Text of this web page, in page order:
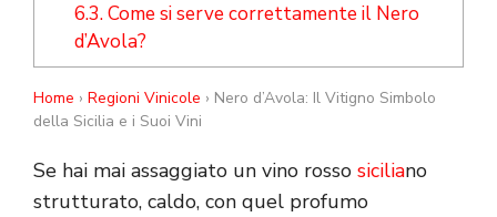
6.3.Come si serve correttamente il Nero
d’Avola?
Home › Regioni Vinicole › Nero d’Avola: Il Vitigno Simbolo
della Sicilia e i Suoi Vini
Se hai mai assaggiato un vino rosso siciliano
strutturato, caldo, con quel profumo